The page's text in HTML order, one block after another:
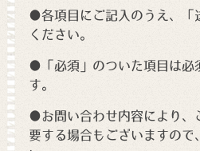
●各項目にご記入のうえ、「
ください。
●「必須」のついた項目は必
す。
●お問い合わせ内容により、
要する場合もございますので